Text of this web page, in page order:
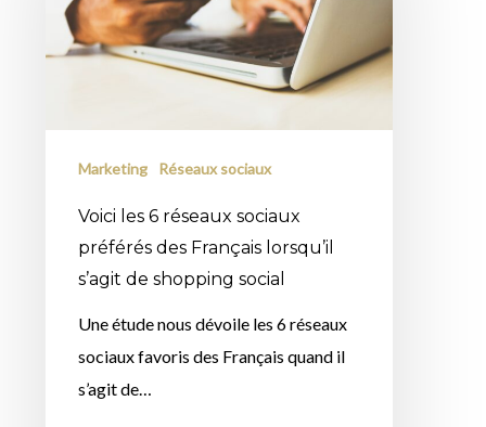
réseaux
sociaux
lorsqu’il
s’agit
shopping
Marketing Réseaux sociaux
Voici les 6 réseaux sociaux
préférés des Français lorsqu’il
s’agit de shopping social
Une étude nous dévoile les 6 réseaux
sociaux favoris des Français quand il
s’agit de…